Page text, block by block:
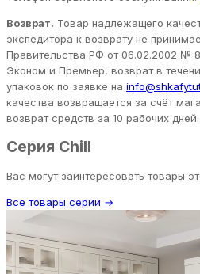
Возврат. Товар надлежащего
экспедитора к возврату не
Правительства РФ от 06.02.2002 №
Эконом и Премьер, возврат в
упаковок по заявке на
качества возвращается за счёт
возврат средств за 10 рабочих дней.
Серия Chill
Вас могут заинтересовать товары
Все товары серии →